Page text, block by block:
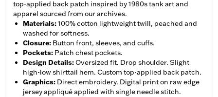
top-applied back patch inspired by 1980s tank art and
apparel sourced from our archives.
Materials:100% cotton lightweight twill, peached and
washed for softness.
Closure: Button front, sleeves, and cuffs.
Pockets: Patch chest pockets.
Design Details:Oversized fit. Drop shoulder. Slight
high-low shirttail hem. Custom top-applied back patch.
Graphics: Direct embroidery. Digital print on raw edge
jersey appliqué applied with single needle stitch.